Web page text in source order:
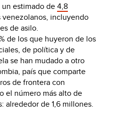
un estimado de4,8
venezolanos, incluyendo
de asilo.
de los que huyeron de los
de política y de
se han mudado a otro
país que comparte
de frontera con
el número más alto de
alrededor de 1,6 millones.